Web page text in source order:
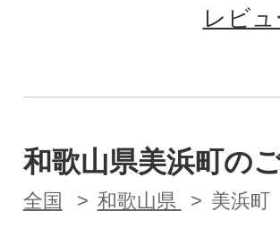
レビ
和歌山県美浜町の
全国 和歌山県 美浜町